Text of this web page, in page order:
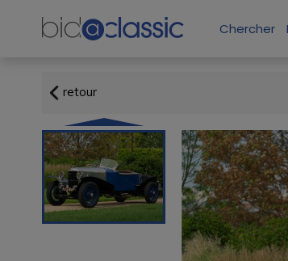
Chercher
retour